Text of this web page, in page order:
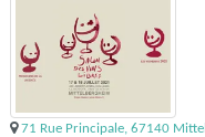
71 Rue Principale, 67140